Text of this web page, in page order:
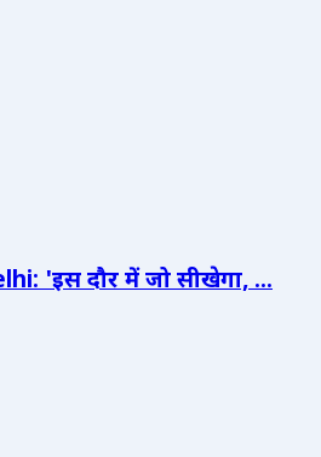
'इस दौर में जो सीखेगा, ...